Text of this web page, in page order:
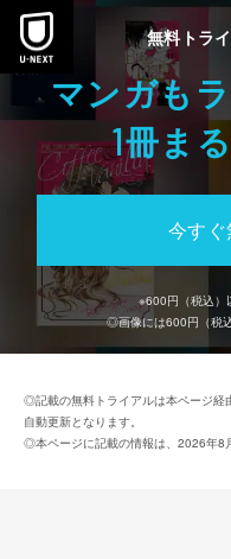
本文へスキップ
無料トラ
マンガも
1冊ま
今す
※600円（税込）
◎画像には600円（税
◎記載の無料トライアルは本ページ経
自動更新となります。
◎本ページに記載の情報は、2026年8